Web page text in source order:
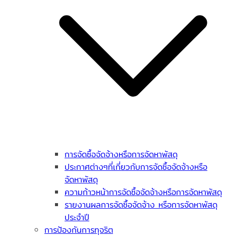
การจัดซื้อจัดจ้างหรือการจัดหาพัสดุ
ประกาศต่างๆที่เกี่ยวกับการจัดซื้อจัดจ้างหรือ
จัดหาพัสดุ
ความก้าวหน้าการจัดซื้อจัดจ้างหรือการจัดหาพัสดุ
รายงานผลการจัดซื้อจัดจ้าง หรือการจัดหาพัสดุ
ประจำปี
การป้องกันการทุจริต